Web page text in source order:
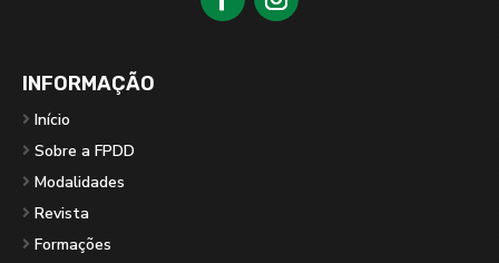
INFORMAÇÃO
Início
Sobre a FPDD
Modalidades
Revista
Formações